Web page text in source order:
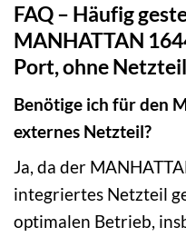
FAQ – Häufig
MANHATTAN
Port, ohne
Benötige ich für den
externes Netzteil?
Ja, da der
integriertes Netzteil
optimalen Betrieb,